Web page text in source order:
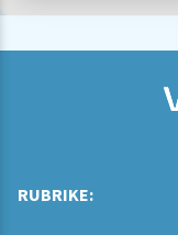
RUBRIKE: